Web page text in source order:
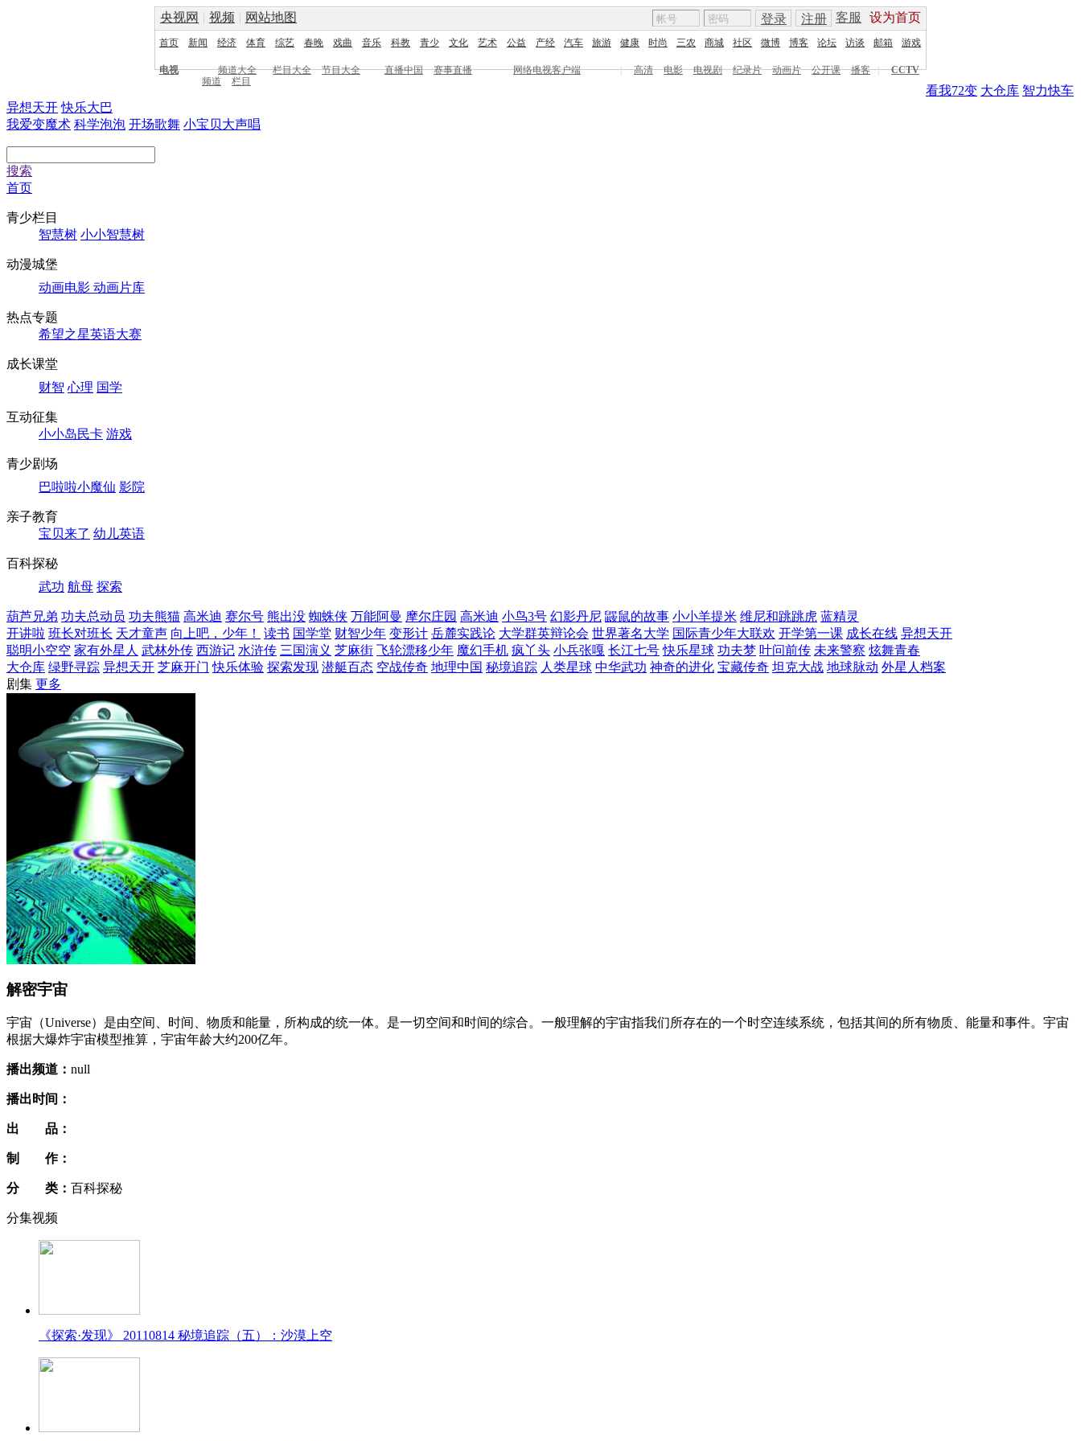
央视网 | 视频 | 网站地图 客服 设为首页
登录 注册
首页 新闻 经济 体育 综艺 春晚 戏曲 音乐 科教 青少 文化 艺术 公益 产经 汽车 旅游 健康 时尚 三农 商城 社区 微博 博客 论坛 访谈 邮箱 游戏
电视 频道大全 栏目大全 节目大全 直播中国 赛事直播 网络电视客户端 | 高清 电影 电视剧 纪录片 动画片 公开课 播客 |
CCTV
频道
栏目
看我72变 大仓库 智力快车
异想天开 快乐大巴
我爱变魔术 科学泡泡 开场歌舞 小宝贝大声唱
搜索
首页
青少栏目
智慧树 小小智慧树
动漫城堡
动画电影 动画片库
热点专题
希望之星英语大赛
成长课堂
财智 心理 国学
互动征集
小小岛民卡 游戏
青少剧场
巴啦啦小魔仙 影院
亲子教育
宝贝来了 幼儿英语
百科探秘
武功 航母 探索
葫芦兄弟 功夫总动员 功夫熊猫 高米迪 赛尔号 熊出没 蜘蛛侠 万能阿曼 摩尔庄园 高米迪 小鸟3号 幻影丹尼 鼹鼠的故事 小小羊提米 维尼和跳跳虎 蓝精灵
开讲啦 班长对班长 天才童声 向上吧，少年！ 读书 国学堂 财智少年 变形计 岳麓实践论 大学群英辩论会 世界著名大学 国际青少年大联欢 开学第一课 成长在线 异想天开
聪明小空空 家有外星人 武林外传 西游记 水浒传 三国演义 芝麻街 飞轮漂移少年 魔幻手机 疯丫头 小兵张嘎 长江七号 快乐星球 功夫梦 叶问前传 未来警察 炫舞青春
大仓库 绿野寻踪 异想天开 芝麻开门 快乐体验 探索发现 潜艇百态 空战传奇 地理中国 秘境追踪 人类星球 中华武功 神奇的进化 宝藏传奇 坦克大战 地球脉动 外星人档案
剧集 更多
解密宇宙
宇宙（Universe）是由空间、时间、物质和能量，所构成的统一体。是一切空间和时间的综合。一般理解的宇宙指我们所存在的一个时空连续系统，包括其间的所有物质、能量和事件。宇宙
根据大爆炸宇宙模型推算，宇宙年龄大约200亿年。
播出频道： null
播出时间：
出 品：
制 作：
分 类： 百科探秘
分集视频
《探索·发现》 20110814 秘境追踪（五）：沙漠上空